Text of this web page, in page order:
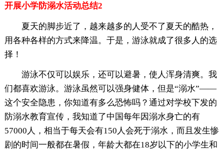
开展小学防溺水活动总结2
夏天的脚步近了，越来越多的人受不了夏天的酷热，
用各种各样的方式来降温。于是，游泳就成了很多人的选
择！
游泳不仅可以娱乐，还可以避暑，使人浑身清爽。我
们都喜欢游泳。游泳虽然可以强身健体，但是“溺水”——
这个安全隐患，你知道有多么恐怖吗？通过对学校下发的
防溺水教育宣传，我知道了中国每年因溺水身亡的有
57000人，相当于每天会有150人会死于溺水，而且发生惨
剧的时间一般都在暑假，年龄大都在18岁以下的小学生和